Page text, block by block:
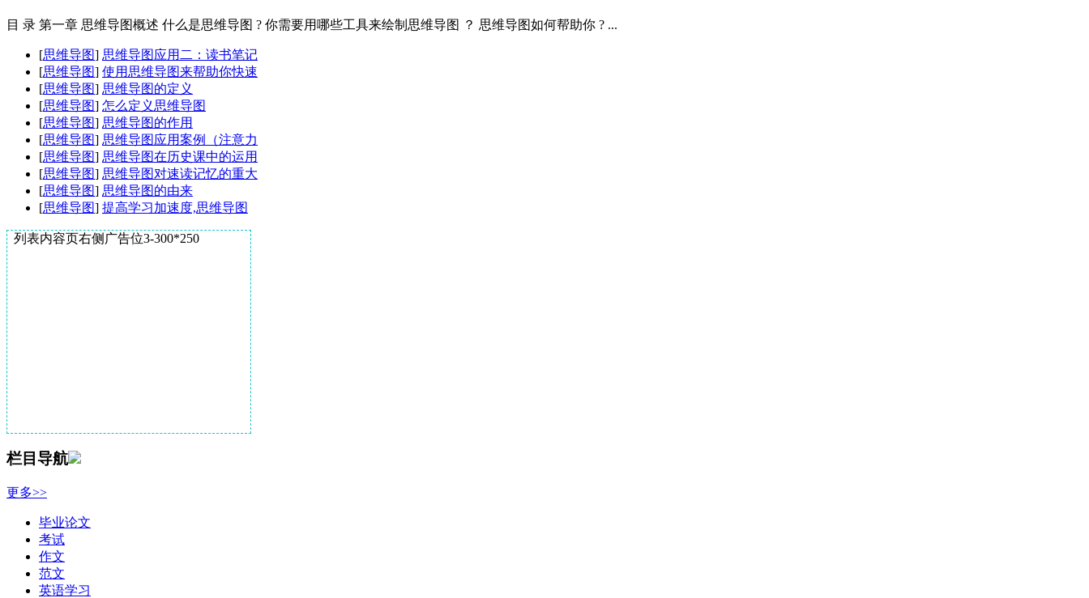
目 录 第一章 思维导图概述 什么是思维导图 ? 你需要用哪些工具来绘制思维导图 ？ 思维导图如何帮助你 ? ...
[思维导图] 思维导图应用二：读书笔记
[思维导图] 使用思维导图来帮助你快速
[思维导图] 思维导图的定义
[思维导图] 怎么定义思维导图
[思维导图] 思维导图的作用
[思维导图] 思维导图应用案例（注意力
[思维导图] 思维导图在历史课中的运用
[思维导图] 思维导图对速读记忆的重大
[思维导图] 思维导图的由来
[思维导图] 提高学习加速度,思维导图
列表内容页右侧广告位3-300*250
栏目导航
更多>>
毕业论文
考试
作文
范文
英语学习